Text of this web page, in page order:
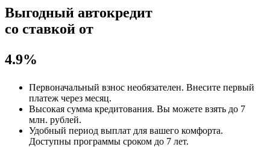
Выгодный автокредит
со ставкой от
4.9%
Первоначальный взнос необязателен. Внесите первый
платеж через месяц.
Высокая сумма кредитования. Вы можете взять до 7
млн. рублей.
Удобный период выплат для вашего комфорта.
Доступны программы сроком до 7 лет.